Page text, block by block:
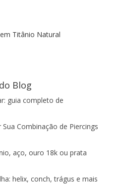
Titânio Natural
Blog
guia completo de
Combinação de Piercings
aço, ouro 18k ou prata
helix, conch, trágus e mais